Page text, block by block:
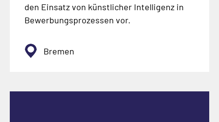
den Einsatz von künstlicher Intelligenz in
Bewerbungsprozessen vor.
Bremen